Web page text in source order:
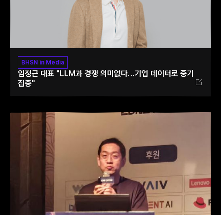
BHSN in Media
임정근 대표 "LLM과 경쟁 의미없다…기업 데이터로 중기
집중"